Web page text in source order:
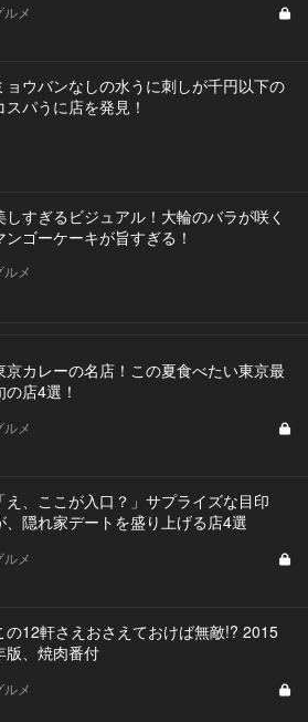
ルメ
ョウバンなしの水うに刺しが千円以下の
スパうに店を発見！
しすぎるビジュアル！大輪のバラが咲く
ンゴーケーキが旨すぎる！
ルメ
京カレーの名店！この夏食べたい東京最
の店4選！
ルメ
「え、ここが入口？」サプライズな目印
、隠れ家デートを盛り上げる店4選
ルメ
の12軒さえおさえておけば無敵!? 2015
版、焼肉番付
ルメ